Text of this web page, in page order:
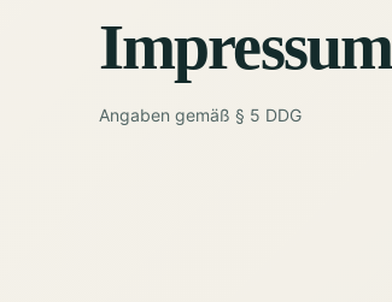
Impressum
Angaben gemäß § 5 DDG